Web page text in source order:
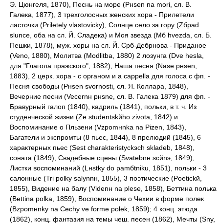
Э. Цюнгеля, 1870), Песнь на море (Pнsen na mori, сл. В.
Галека, 1877), 3 трехголосных женских хора - Прилетели
ласточки (Priletely vlastovicky), Солнце село за гору (Zбpad
slunce, оба на сл. Й. Сладека) и Моя звезда (Mб hvezda, сл. Б.
Пешки, 1878), муж. хоры на сл. Й. Срб-Дебрнова - Приданое
(Veno, 1880), Молитва (Modlitba, 1880) 2 лозунга (Dve hesla,
для "Глагола пражского", 1882), Наша песня (Nase pнsen,
1883), 2 церк. хора - с органом и a cappella для голоса с фп. -
Песня свободы (Pнsen svornosti, cл. Я. Коллара, 1848),
Вечерние песни (Vecernн pнsne, сл. В. Галека 1879) для фп. -
Бравурный галоп (1840), кадриль (1841), польки, в т. ч. Из
студенческой жизни (Ze studentskйho zivota, 1842) и
Воспоминание о Пльзени (Vzpomнnka na Pizen, 1843),
Багатели и экспромты (8 пьес, 1844), 8 прелюдий (1845), 6
характерных пьес (Sest charakteristyckэch skladeb, 1848),
соната (1849), Свадебные сцены (Svatebnн scйnэ, 1849),
Листки воспоминаний (Lнstky do pamбtniku, 1851), польки - 3
салонные (Tri polky salуnnн, 1855), 3 поэтические (Poetickй,
1855), Видение на балу (Videnн na plese, 1858), Беттина полька
(Bettina polka, 1859), Воспоминание о Чехии в форме полек
(Bzpomнnky na Cechy ve forme polek, 1859); 4 конц. этюда
(1862), конц. фантазия на темы чеш. песен (1862), Мечты (Sny,